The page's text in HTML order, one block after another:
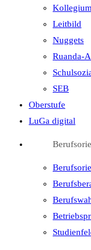
Kollegium
Leitbild
Nuggets
Ruanda-
SEB
Oberstufe
LuGa digital